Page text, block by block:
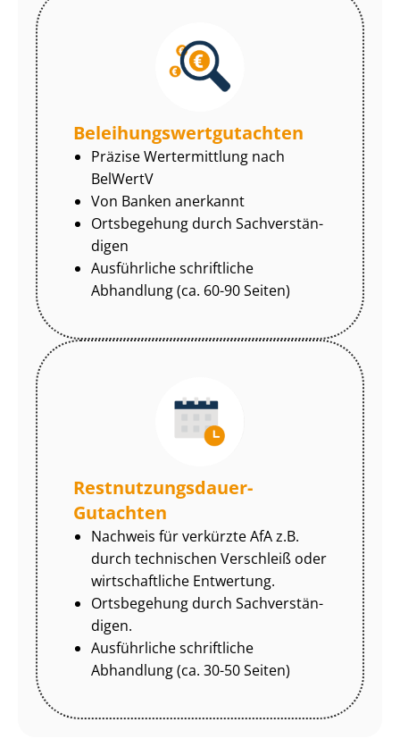
Be­lei­hungs­wert­gut­ach­ten
Präzise Wertermittlung nach
BelWertV
Von Banken anerkannt
Ortsbegehung durch Sach­ver­stän­
di­gen
Ausführliche schriftliche
Abhandlung (ca. 60-90 Seiten)
Rest­nut­zungs­dau­er-
Gutachten
Nachweis für verkürzte AfA z.B.
durch technischen Verschleiß oder
wirtschaftliche Entwertung.
Ortsbegehung durch Sach­ver­stän­
di­gen.
Ausführliche schriftliche
Abhandlung (ca. 30-50 Seiten)